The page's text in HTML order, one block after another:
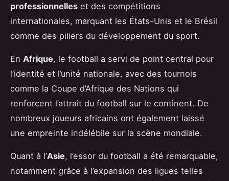
professionnelles et des compétitions
internationales, marquant les États-Unis et le Brésil
comme des piliers du développement du sport.
En Afrique, le football a servi de point central pour
l’identité et l’unité nationale, avec des tournois
comme la Coupe d’Afrique des Nations qui
renforcent l’attrait du football sur le continent. De
nombreux joueurs africains ont également laissé
une empreinte indélébile sur la scène mondiale.
Quant à l’Asie, l’essor du football a été remarquable,
notamment grâce à l’expansion des ligues telles